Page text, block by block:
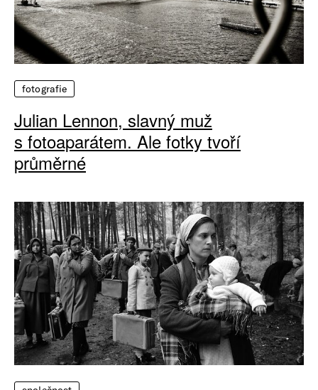
fotografie
Julian Lennon, slavný muž
s fotoaparátem. Ale fotky tvoří
průměrné